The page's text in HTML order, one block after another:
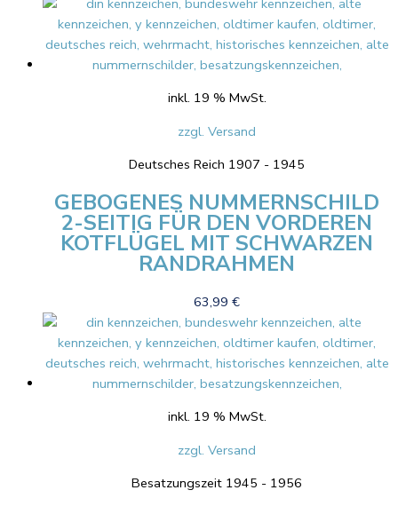
inkl. 19 % MwSt.
zzgl. Versand
Deutsches Reich 1907 - 1945
GEBOGENES NUMMERNSCHILD
2-SEITIG FÜR DEN VORDEREN
KOTFLÜGEL MIT SCHWARZEN
RANDRAHMEN
63,99 €
inkl. 19 % MwSt.
zzgl. Versand
Besatzungszeit 1945 - 1956